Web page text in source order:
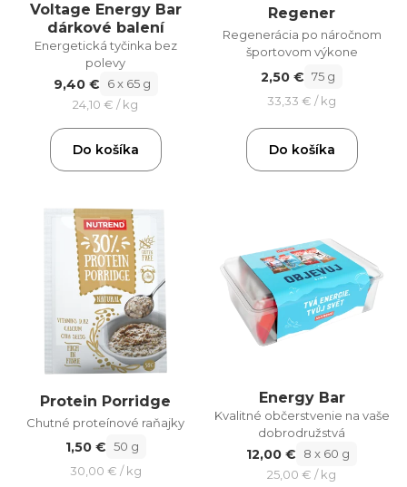
Voltage Energy Bar
dárkové balení
Energetická tyčinka bez
polevy
9,40 €
6 x 65 g
24,10 € / kg
Do košíka
Regener
Regenerácia po náročnom
športovom výkone
2,50 € 75 g
33,33 € / kg
Do košíka
Protein Porridge
Chutné proteínové raňajky
1,50 € 50 g
30,00 € / kg
Energy Bar
Kvalitné občerstvenie na vaše
dobrodružstvá
12,00 €
8 x 60 g
25,00 € / kg